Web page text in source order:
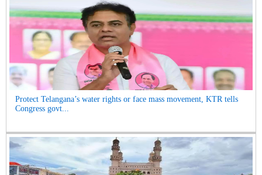
Protect Telangana’s water rights or face mass movement, KTR tells
Congress govt...